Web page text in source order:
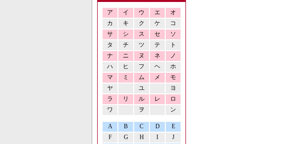
ア イ ウ エ
オ
カ
キ ク ケ
コ
サ
シ ス セ
ソ
タ
チ ツ テ
ト
ナ
ニ ヌ ネ
ノ
ハ
ヒ フ ヘ
ホ
マ
ミ ム メ
モ
ヤ
ユ
ヨ
ラ
リ ル レ
ロ
ワ
ヲ ン
A B C D
E
F
G H I
J